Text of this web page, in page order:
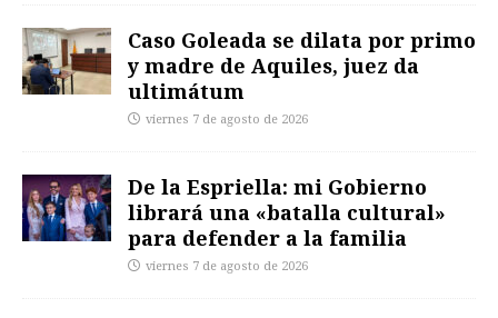
Caso Goleada se dilata por primo
y madre de Aquiles, juez da
ultimátum
viernes 7 de agosto de 2026
De la Espriella: mi Gobierno
librará una «batalla cultural»
para defender a la familia
viernes 7 de agosto de 2026